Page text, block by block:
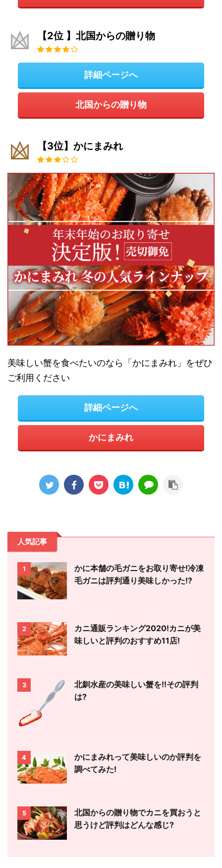
【2位 】北国からの贈り物
詳細ページへ
北国からの贈り物
【3位】かにまみれ
美味しい蟹を食べたいのなら「かにまみれ」をぜひ
ご利用ください
詳細ページへ
かにまみれ
人気記事
1
かに本舗の毛ガニをお取り寄せ!冷凍
毛ガニは評判通り美味しかった!?
2
カニ通販ランキング2020!カニが美
味しいと評判のおすすめ11店!
3
北釧水産の美味しい蟹を!!その評判
は?
4
かにまみれって美味しいのか評判を
調べてみた!
5
北国からの贈り物でカニを買おうと
思うけど評判はどんな感じ?